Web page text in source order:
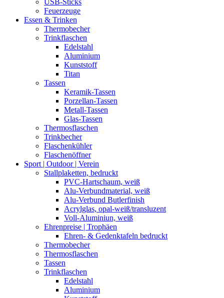
Feuerzeuge
Essen & Trinken
Thermobecher
Trinkflaschen
Edelstahl
Aluminium
Kunststoff
Titan
Tassen
Keramik-Tassen
Porzellan-Tassen
Metall-Tassen
Glas-Tassen
Thermosflaschen
Trinkbecher
Flaschenkühler
Flaschenöffner
Sport | Outdoor | Verein
Stallplaketten,­ bedruckt
PVC-Hartschaum, weiß
Alu-Verbundmaterial, weiß
Alu-Verbund Butlerfinish
Acrylglas, opal-weiß/transluzent
Voll-Aluminiun, weiß
Ehrenpreise | Trophäen
Ehren- & Gedenktafeln bedruckt
Thermobecher
Thermosflaschen
Tassen
Trinkflaschen
Edelstahl
Aluminium